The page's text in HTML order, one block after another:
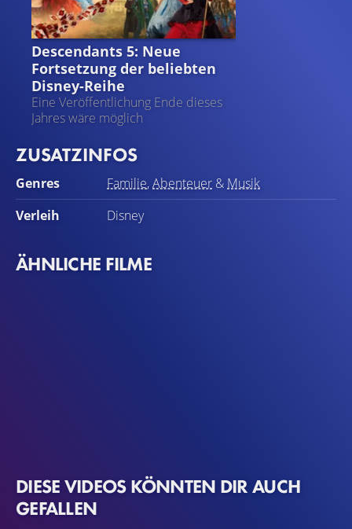
DESCENDANTS 5
Descendants 5: Neue
Fortsetzung der beliebten
Disney-Reihe
Eine Veröffentlichung Ende dieses
Jahres wäre möglich
ZUSATZINFOS
Genres Familie,Abenteuer & Musik
Verleih
Disney
ÄHNLICHE FILME
DIESE VIDEOS KÖNNTEN DIR AUCH
GEFALLEN